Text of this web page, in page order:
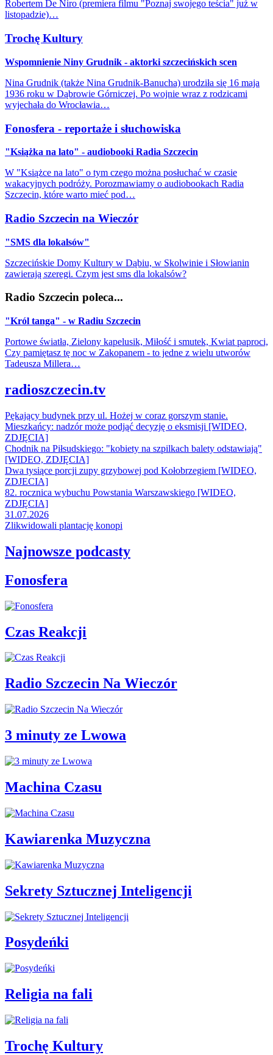
Robertem De Niro (premiera filmu "Poznaj swojego teścia" już w
listopadzie)…
Trochę Kultury
Wspomnienie Niny Grudnik - aktorki szczecińskich scen
Nina Grudnik (także Nina Grudnik-Banucha) urodziła się 16 maja
1936 roku w Dąbrowie Górniczej. Po wojnie wraz z rodzicami
wyjechała do Wrocławia…
Fonosfera - reportaże i słuchowiska
"Książka na lato" - audiobooki Radia Szczecin
W "Książce na lato" o tym czego można posłuchać w czasie
wakacyjnych podróży. Porozmawiamy o audiobookach Radia
Szczecin, które warto mieć pod…
Radio Szczecin na Wieczór
"SMS dla lokalsów"
Szczecińskie Domy Kultury w Dąbiu, w Skolwinie i Słowianin
zawierają szeregi. Czym jest sms dla lokalsów?
Radio Szczecin poleca...
"Król tanga" - w Radiu Szczecin
Portowe światła, Zielony kapelusik, Miłość i smutek, Kwiat paproci,
Czy pamiętasz tę noc w Zakopanem - to jedne z wielu utworów
Tadeusza Millera…
radioszczecin.tv
Pękający budynek przy ul. Hożej w coraz gorszym stanie.
Mieszkańcy: nadzór może podjąć decyzję o eksmisji [WIDEO,
ZDJĘCIA]
Chodnik na Piłsudskiego: "kobiety na szpilkach balety odstawiają"
[WIDEO, ZDJĘCIA]
Dwa tysiące porcji zupy grzybowej pod Kołobrzegiem [WIDEO,
ZDJECIA]
82. rocznica wybuchu Powstania Warszawskiego [WIDEO,
ZDJĘCIA]
31.07.2026
Zlikwidowali plantację konopi
Najnowsze podcasty
Fonosfera
Czas Reakcji
Radio Szczecin Na Wieczór
3 minuty ze Lwowa
Machina Czasu
Kawiarenka Muzyczna
Sekrety Sztucznej Inteligencji
Posydeńki
Religia na fali
Trochę Kultury